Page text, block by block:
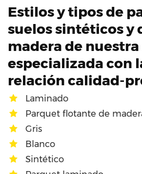
Estilos y tipos de
suelos sintéticos y
madera de
especializada con
relación calidad-
Laminado
Parquet flotante de
Gris
Blanco
Sintético